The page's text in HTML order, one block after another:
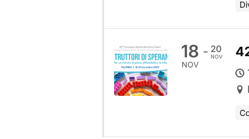
18
NOV
- 20
NOV